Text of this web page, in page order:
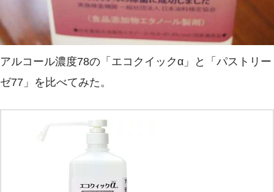
アルコール濃度78の「エコクイックα」と「パストリー
ゼ77」を比べてみた。